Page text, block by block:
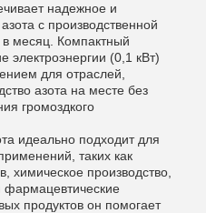
надежное и
с производственной
месяц. Компактный
электроэнергии (0,1 кВт)
для отраслей,
азота на месте без
громоздкого
идеально подходит для
таких как
химическое производство,
фармацевтические
продуктов он помогает